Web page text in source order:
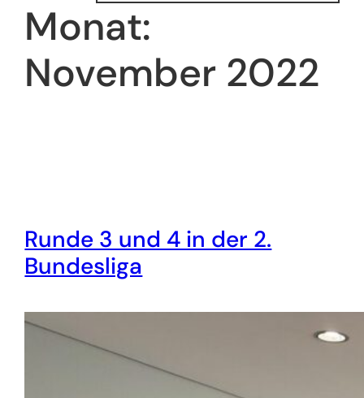
Monat:
November 2022
Runde 3 und 4 in der 2.
Bundesliga